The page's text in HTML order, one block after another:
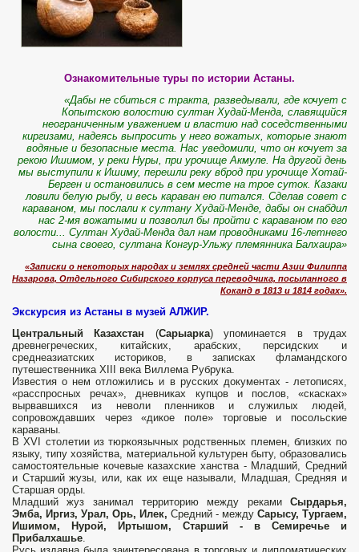
Ознакомительные туры по истории Астаны.
«Дабы не сбиться с тракта, разведывали, где кочует с
Копытскою волостию султан Худай-Менда, славящийся
неограниченным уважением и властию над соседственными
киргизами, надеясь выпросить у него вожатых, которые знают
водяные и безопасные места. Нас уведомили, что он кочует за
рекою Ишимом, у реки Нуры, при урочище Акмуле. На другой день
мы выступили к Ишиму, перешли реку вброд при урочище Хотай-
Берген и остановились в сем месте на трое суток. Казаки
ловили белую рыбу, и весь караван ею питался. Сделав совет с
караваном, мы послали к султану Худай-Менде, дабы он снабдил
нас 2-мя вожатыми и позволил бы пройти с караваном по его
волости... Султан Худай-Менда дал нам проводниками 16-летнего
сына своего, султана Конгур-Ульжу племянника Балхаира»
«Записки о некоторых народах и землях средней части Азии Филиппа
Назарова, Отдельного Сибирского корпуса переводчика, посыланного в
Коканд в 1813 и 1814 годах».
Экскурсия из Астаны в музей АЛЖИР.
Центральный Казахстан (Сарыарка) упоминается в трудах
древнегреческих, китайских, арабских, персидских и
среднеазиатских историков, в записках фламандского
путешественника XIII века Виллема Рубрука.
Известия о нем отложились и в русских документах - летописях,
«расспросных речах», дневниках купцов и послов, «скасках»
вырвавшихся из неволи пленников и служилых людей,
сопровождавших через «дикое поле» торговые и посольские
караваны.
В XVI столетии из тюркоязычных родственных племен, близких по
языку, типу хозяйства, материальной культурен быту, образовались
самостоятельные кочевые казахские ханства - Младший, Средний
и Старший жузы, или, как их еще называли, Младшая, Средняя и
Старшая орды.
Младший жуз занимал территорию между реками Сырдарья,
Эмба, Иргиз, Урал, Орь, Илек, Средний - между Сарысу, Тургаем,
Ишимом, Нурой, Иртышом, Старший - в Семиречье и
Прибалхашье.